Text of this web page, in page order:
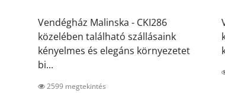
Vendégház Malinska - CKI286
közelében található szállásaink
kényelmes és elegáns környezetet
bi...
2599 megtekintés